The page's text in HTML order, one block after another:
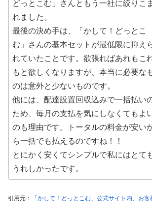
どっとこむ」さんともう一社に絞りこま
れました。
最後の決め手は、「かして！どっとこ
む」さんの基本セットが最低限に抑え
れていたことです。欲張ればあれもこ
もと欲しくなりますが、本当に必要な
のは意外と少ないものです。
他には、配達設置回収込みで一括払い
ため、毎月の支払を気にしなくてもよ
のも理由です。トータルの料金が安い
ら一括でも払えるのですね！！
とにかく安くてシンプルで私にはとて
うれしかったです。
引用元： 「かして！どっとこむ」公式サイト内、お客